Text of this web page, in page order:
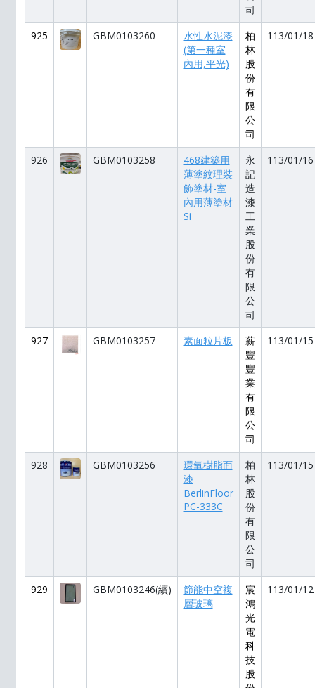
司
925 GBM0103260
水性水泥漆
(第一種室
內用,平光)
柏
林
股
份
有
限
公
司
113/01/18
926 GBM0103258
468建築用
薄塗紋理裝
飾塗材-室
內用薄塗材
Si
永
記
造
漆
工
業
股
份
有
限
公
司
113/01/16
927 GBM0103257 素面粒片板
薪
豐
豐
業
有
限
公
司
113/01/15
928 GBM0103256
環氧樹脂面
漆
BerlinFloor
PC-333C
柏
林
股
份
有
限
公
司
113/01/15
929 GBM0103246(續)
節能中空複
層玻璃
宸
鴻
光
電
科
技
股
113/01/12